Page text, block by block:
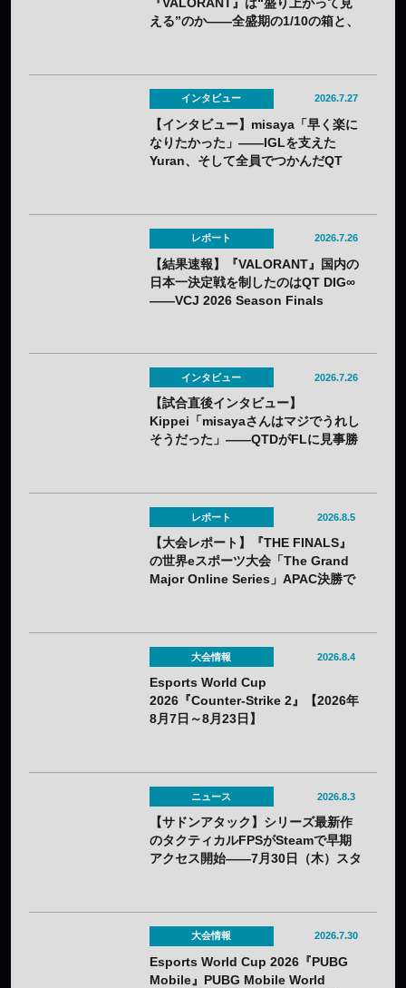
える”のか——全盛期の1/10の箱と、
インタビュー 2026.7.27
【インタビュー】misaya「早く楽に
なりたかった」——IGLを支えた
Yuran、そして全員でつかんだQT
レポート 2026.7.26
【結果速報】『VALORANT』国内の
日本一決定戦を制したのはQT DIG∞
——VCJ 2026 Season Finals
インタビュー 2026.7.26
【試合直後インタビュー】
Kippei「misayaさんはマジでうれし
そうだった」――QTDがFLに見事勝
レポート 2026.8.5
【大会レポート】『THE FINALS』
の世界eスポーツ大会「The Grand
Major Online Series」APAC決勝で
大会情報 2026.8.4
Esports World Cup
2026『Counter-Strike 2』【2026年
8月7日～8月23日】
ニュース 2026.8.3
【サドンアタック】シリーズ最新作
のタクティカルFPSがSteamで早期
アクセス開始——7月30日（木）スタ
大会情報 2026.7.30
Esports World Cup 2026『PUBG
Mobile』PUBG Mobile World